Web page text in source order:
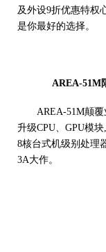
及外设9折优惠特权
是你最好的选择。
AREA-51M
AREA-51M颠
升级CPU、GPU模
8核台式机级别处理
3A大作。